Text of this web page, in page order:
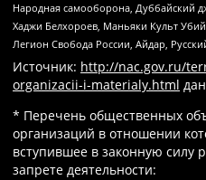
Народная самооборона, Дуббайский
Хаджи Белхороев, Маньяки Культ
Легион Свобода России, Айдар,
Источник: http://nac.gov.ru/
organizacii-i-materialy.html
* Перечень общественных
организаций в отношении
вступившее в законную силу
запрете деятельности: